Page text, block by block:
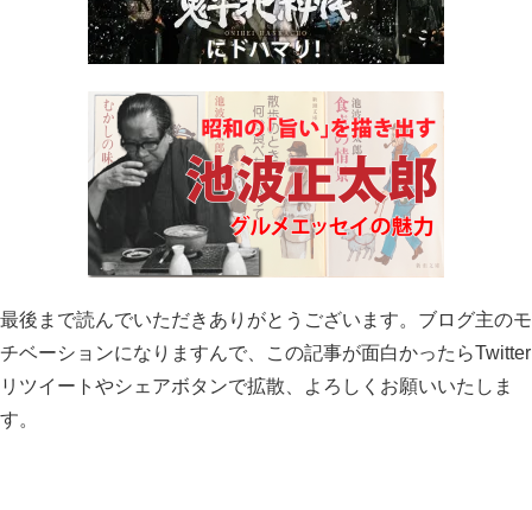
最後まで読んでいただきありがとうございます。ブログ主のモ
チベーションになりますんで、この記事が面白かったらTwitter
リツイートやシェアボタンで拡散、よろしくお願いいたしま
す。